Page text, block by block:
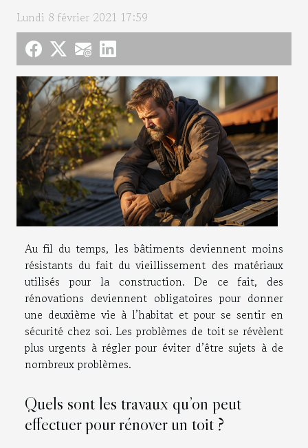
Lundi 8 février 2021 17:59
Au fil du temps, les bâtiments deviennent moins
résistants du fait du vieillissement des matériaux
utilisés pour la construction. De ce fait, des
rénovations deviennent obligatoires pour donner
une deuxième vie à l’habitat et pour se sentir en
sécurité chez soi. Les problèmes de toit se révèlent
plus urgents à régler pour éviter d’être sujets à de
nombreux problèmes.
Quels sont les travaux qu’on peut
effectuer pour rénover un toit ?